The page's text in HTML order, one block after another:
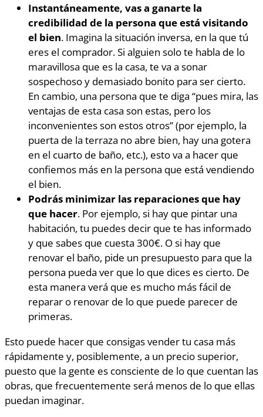
Instantáneamente, vas a ganarte la
credibilidad de la persona que está visitando
el bien. Imagina la situación inversa, en la que tú
eres el comprador. Si alguien solo te habla de lo
maravillosa que es la casa, te va a sonar
sospechoso y demasiado bonito para ser cierto.
En cambio, una persona que te diga “pues mira, las
ventajas de esta casa son estas, pero los
inconvenientes son estos otros” (por ejemplo, la
puerta de la terraza no abre bien, hay una gotera
en el cuarto de baño, etc.), esto va a hacer que
confiemos más en la persona que está vendiendo
el bien.
Podrás minimizar las reparaciones que hay
que hacer. Por ejemplo, si hay que pintar una
habitación, tu puedes decir que te has informado
y que sabes que cuesta 300€. O si hay que
renovar el baño, pide un presupuesto para que la
persona pueda ver que lo que dices es cierto. De
esta manera verá que es mucho más fácil de
reparar o renovar de lo que puede parecer de
primeras.
Esto puede hacer que consigas vender tu casa más
rápidamente y, posiblemente, a un precio superior,
puesto que la gente es consciente de lo que cuentan las
obras, que frecuentemente será menos de lo que ellas
puedan imaginar.